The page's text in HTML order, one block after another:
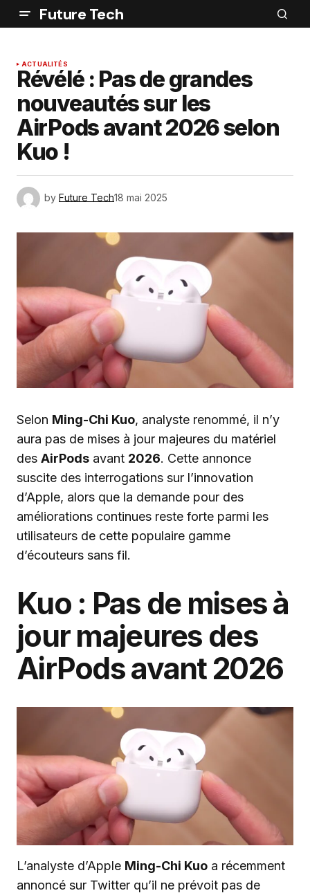
Future Tech
ACTUALITÉS
Révélé : Pas de grandes
nouveautés sur les
AirPods avant 2026 selon
Kuo !
by Future Tech18 mai 2025
Selon Ming-Chi Kuo, analyste renommé, il n’y
aura pas de mises à jour majeures du matériel
des AirPods avant 2026. Cette annonce
suscite des interrogations sur l’innovation
d’Apple, alors que la demande pour des
améliorations continues reste forte parmi les
utilisateurs de cette populaire gamme
d’écouteurs sans fil.
Kuo : Pas de mises à
jour majeures des
AirPods avant 2026
L’analyste d’Apple Ming-Chi Kuo a récemment
annoncé sur Twitter qu’il ne prévoit pas de